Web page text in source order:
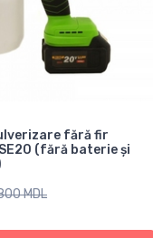
fără fir
(fără baterie și
MDL